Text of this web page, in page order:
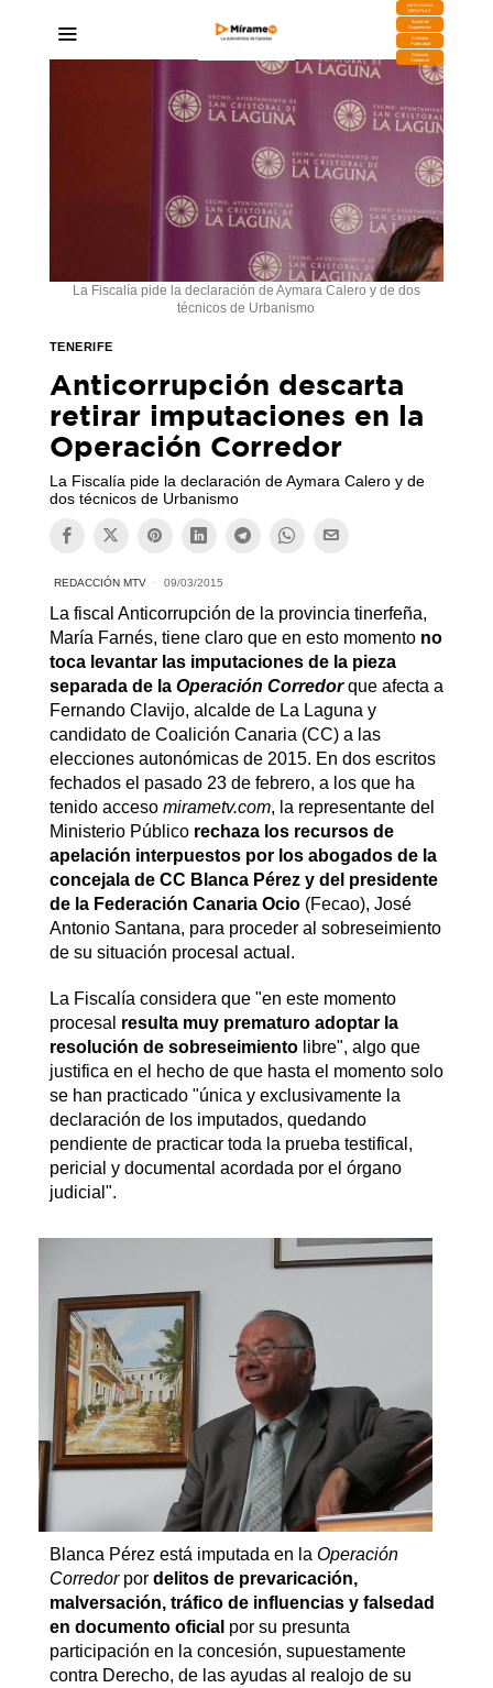
DESCARGA
MIRAPLAY
Buzón de
Sugerencias
Contratar
Publicidad
Contacto
Comercial
La Fiscalía pide la declaración de Aymara Calero y de dos
técnicos de Urbanismo
TENERIFE
Anticorrupción descarta
retirar imputaciones en la
Operación Corredor
La Fiscalía pide la declaración de Aymara Calero y de
dos técnicos de Urbanismo
REDACCIÓN MTV 09/03/2015
La fiscal Anticorrupción de la provincia tinerfeña,
María Farnés, tiene claro que en esto momento no
toca levantar las imputaciones de la pieza
separada de la Operación Corredor que afecta a
Fernando Clavijo, alcalde de La Laguna y
candidato de Coalición Canaria (CC) a las
elecciones autonómicas de 2015. En dos escritos
fechados el pasado 23 de febrero, a los que ha
tenido acceso mirametv.com, la representante del
Ministerio Público rechaza los recursos de
apelación interpuestos por los abogados de la
concejala de CC Blanca Pérez y del presidente
de la Federación Canaria Ocio(Fecao), José
Antonio Santana, para proceder al sobreseimiento
de su situación procesal actual.
La Fiscalía considera que "en este momento
procesal resulta muy prematuro adoptar la
resolución de sobreseimientolibre", algo que
justifica en el hecho de que hasta el momento solo
se han practicado "única y exclusivamente la
declaración de los imputados, quedando
pendiente de practicar toda la prueba testifical,
pericial y documental acordada por el órgano
judicial".
Blanca Pérez está imputada en la Operación
Corredor pordelitos de prevaricación,
malversación, tráfico de influencias y falsedad
en documento oficial por su presunta
participación en la concesión, supuestamente
contra Derecho, de las ayudas al realojo de su